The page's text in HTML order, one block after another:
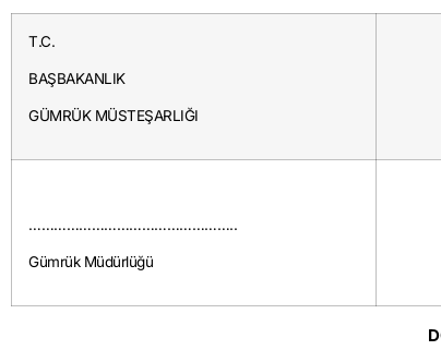
T.C.
BAŞBAKANLIK
GÜMRÜK MÜSTEŞARLIĞI
…………………………………………..
Gümrük Müdürlüğü